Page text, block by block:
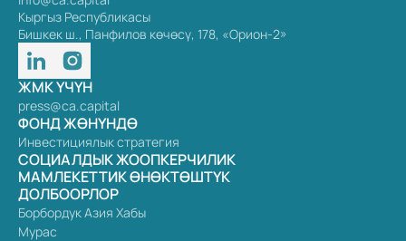
Кыргыз Республикасы
Бишкек ш., Панфилов көчөсү, 178, «Орион-2»
ЖМК ҮЧҮН
press@ca.capital
ФОНД ЖӨНҮНДӨ
Инвестициялык стратегия
СОЦИАЛДЫК ЖООПКЕРЧИЛИК
МАМЛЕКЕТТИК ӨНӨКТӨШТҮК
ДОЛБООРЛОР
Борбордук Азия Хабы
Мурас